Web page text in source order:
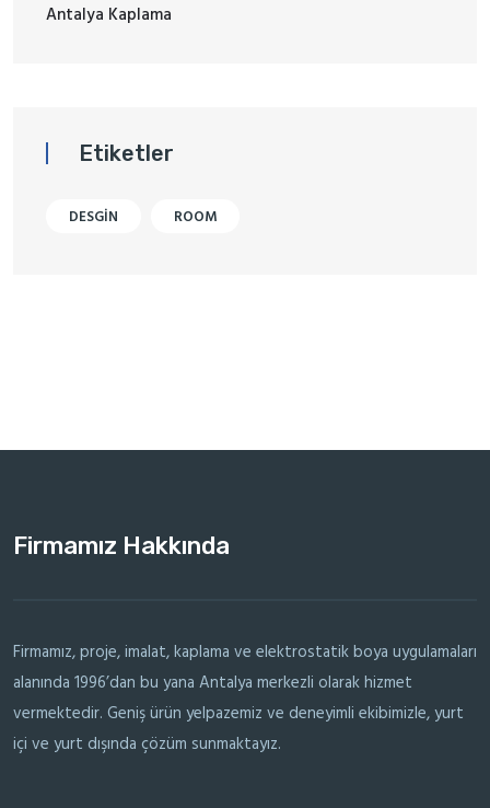
Antalya Kaplama
Etiketler
DESGIN ROOM
Firmamız Hakkında
Firmamız, proje, imalat, kaplama ve elektrostatik boya uygulamaları
alanında 1996’dan bu yana Antalya merkezli olarak hizmet
vermektedir. Geniş ürün yelpazemiz ve deneyimli ekibimizle, yurt
içi ve yurt dışında çözüm sunmaktayız.